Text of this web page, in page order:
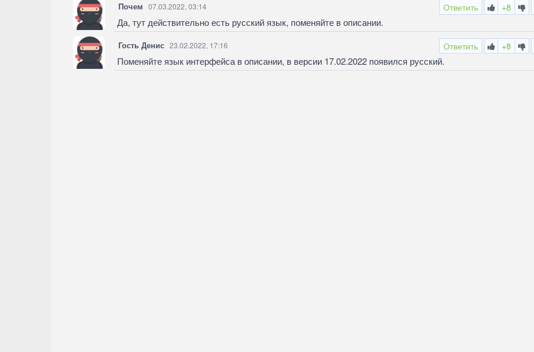
Ответить +8
Почем 07.03.2022, 03:14
Да, тут действительно есть русский язык, поменяйте в описании.
Ответить +8
Гость Денис 23.02.2022, 17:16
Поменяйте язык интерфейса в описании, в версии 17.02.2022 появился русский.